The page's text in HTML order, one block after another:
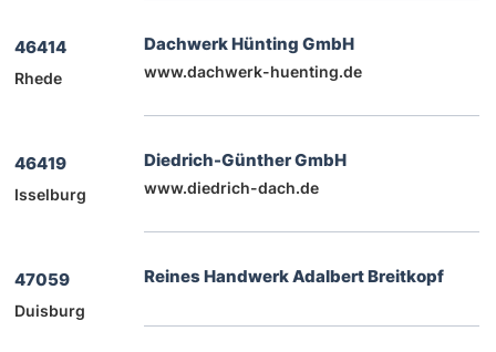
46414
Rhede
Dachwerk Hünting GmbH
www.dachwerk-huenting.de
46419
Isselburg
Diedrich-Günther GmbH
www.diedrich-dach.de
47059
Duisburg
Reines Handwerk Adalbert Breitkopf